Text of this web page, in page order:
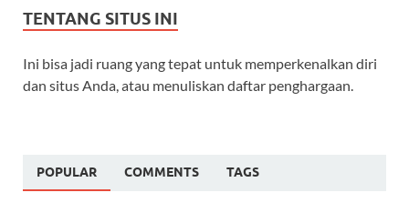
TENTANG SITUS INI
Ini bisa jadi ruang yang tepat untuk memperkenalkan diri
dan situs Anda, atau menuliskan daftar penghargaan.
POPULAR COMMENTS TAGS